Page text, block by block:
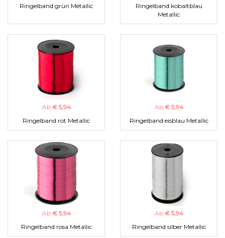
Ringelband grün Metallic
Ringelband kobaltblau
Metallic
Ab € 5,94
Ringelband rot Metallic
Ab € 5,94
Ringelband eisblau Metallic
Ab € 5,94
Ringelband rosa Metallic
Ab € 5,94
Ringelband silber Metallic